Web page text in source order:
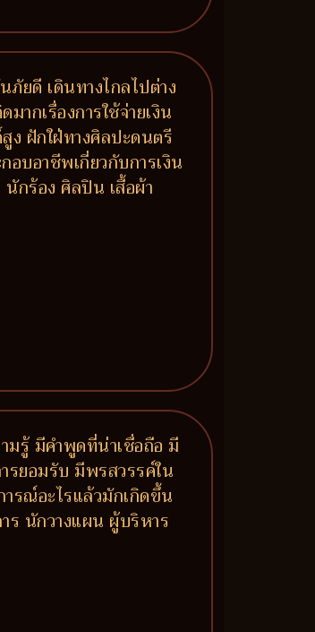
ยดี เดินทางไกลไปต่าง
ากเรื่องการใช้จ่ายเงิน
ง ฝักใฝ่ทางศิลปะดนตรี
อบอาชีพเกี่ยวกับการเงิน
กร้อง ศิลปิน เสื้อผ้า
มรู้ มีคำพูดที่น่าเชื่อถือ มี
รยอมรับ มีพรสวรรค์ใน
รณ์อะไรแล้วมักเกิดขึ้น
ร นักวางแผน ผู้บริหาร